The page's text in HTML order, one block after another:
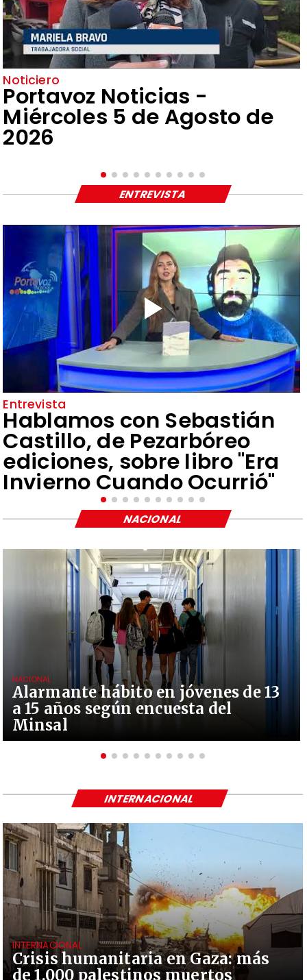
Noticiero
Portavoz Noticias -
Miércoles 5 de Agosto de
2026
Entrevista
Hablamos con Sebastián
Castillo, de Pezarbóreo
ediciones, sobre libro "Era
Invierno Cuando Ocurrió"
ENTREVISTA
Alarmante hábito en jóvenes de 13
a 15 años según encuesta del
Minsal
NACIONAL
NACIONAL
Crisis humanitaria en Gaza: más
de 1.000 palestinos muertos
INTERNACIONAL
INTERNACIONAL